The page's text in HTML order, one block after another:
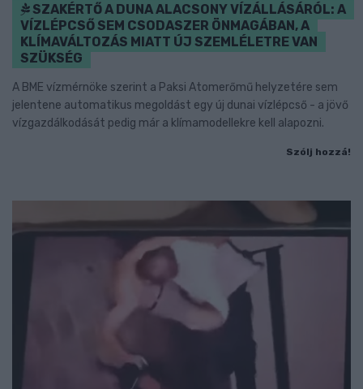
SZAKÉRTŐ A DUNA ALACSONY VÍZÁLLÁSÁRÓL: A
VÍZLÉPCSŐ SEM CSODASZER ÖNMAGÁBAN, A
KLÍMAVÁLTOZÁS MIATT ÚJ SZEMLÉLETRE VAN
SZÜKSÉG
A BME vízmérnöke szerint a Paksi Atomerőmű helyzetére sem
jelentene automatikus megoldást egy új dunai vízlépcső - a jövő
vízgazdálkodását pedig már a klímamodellekre kell alapozni.
Szólj hozzá!